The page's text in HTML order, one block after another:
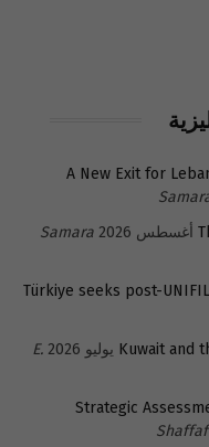
A New Exit for
Samara
Türkiye seeks post-
Kuwait and
E.
Strategic